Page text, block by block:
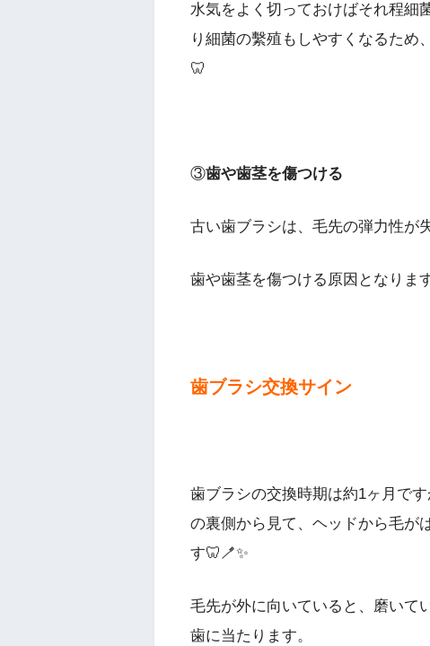
水気をよく切っておけばそれ程細
り細菌の繫殖もしやすくなるため
🦷
③歯や歯茎を傷つける
古い歯ブラシは、毛先の弾力性が
歯や歯茎を傷つける原因となります
歯ブラシ交換サイン
歯ブラシの交換時期は約1ヶ月で
の裏側から見て、ヘッドから毛が
す🦷🪥✨
毛先が外に向いていると、磨いて
歯に当たります。